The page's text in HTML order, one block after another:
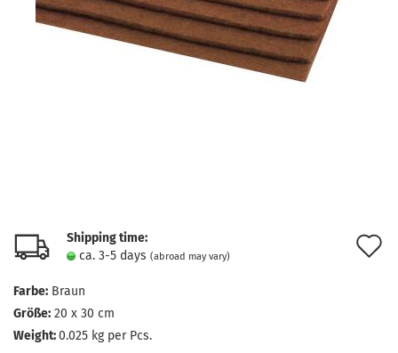
Shipping time:
ca. 3-5 days (abroad may vary)
Farbe: Braun
Größe: 20 x 30 cm
Weight:0.025 kg per Pcs.